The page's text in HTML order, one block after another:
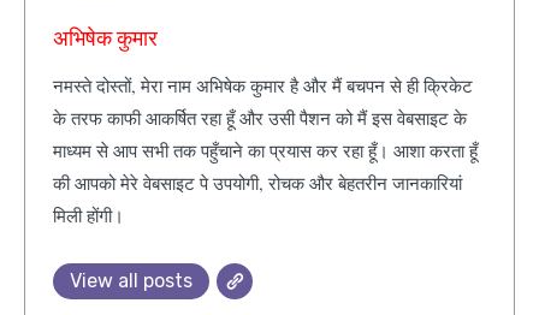
अभिषेक कुमार
नमस्ते दोस्तों, मेरा नाम अभिषेक कुमार है और मैं बचपन से ही क्रिकेट
के तरफ काफी आकर्षित रहा हूँ और उसी पैशन को मैं इस वेबसाइट के
माध्यम से आप सभी तक पहुँचाने का प्रयास कर रहा हूँ। आशा करता हूँ
की आपको मेरे वेबसाइट पे उपयोगी, रोचक और बेहतरीन जानकारियां
मिली होंगी।
View all posts